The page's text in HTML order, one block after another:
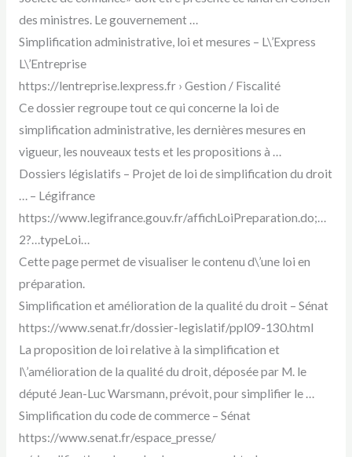
des ministres. Le gouvernement …
Simplification administrative, loi et mesures – L\’Express
L\’Entreprise
https://lentreprise.lexpress.fr › Gestion / Fiscalité
Ce dossier regroupe tout ce qui concerne la loi de
simplification administrative, les dernières mesures en
vigueur, les nouveaux tests et les propositions à …
Dossiers législatifs – Projet de loi de simplification du droit
… – Légifrance
https://www.legifrance.gouv.fr/affichLoiPreparation.do;…
2?…typeLoi…
Cette page permet de visualiser le contenu d\’une loi en
préparation.
Simplification et amélioration de la qualité du droit – Sénat
https://www.senat.fr/dossier-legislatif/ppl09-130.html
La proposition de loi relative à la simplification et
l\’amélioration de la qualité du droit, déposée par M. le
député Jean-Luc Warsmann, prévoit, pour simplifier le …
Simplification du code de commerce – Sénat
https://www.senat.fr/espace_presse/